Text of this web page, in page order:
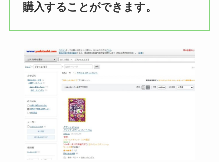
購入することができます。